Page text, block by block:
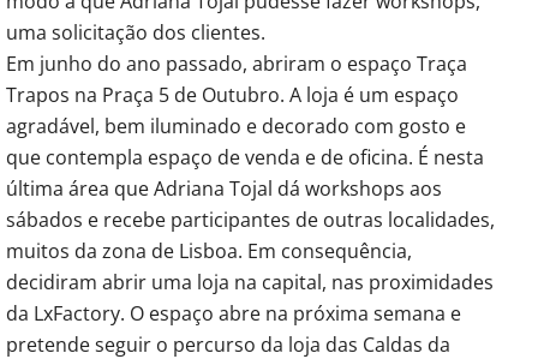
uma solicitação dos clientes.
Em junho do ano passado, abriram o espaço Traça
Trapos na Praça 5 de Outubro. A loja é um espaço
agradável, bem iluminado e decorado com gosto e
que contempla espaço de venda e de oficina. É nesta
última área que Adriana Tojal dá workshops aos
sábados e recebe participantes de outras localidades,
muitos da zona de Lisboa. Em consequência,
decidiram abrir uma loja na capital, nas proximidades
da LxFactory. O espaço abre na próxima semana e
pretende seguir o percurso da loja das Caldas da